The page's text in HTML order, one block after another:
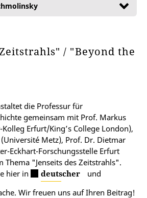
/ "Beyond the
die Professur für
gemeinsam mit Prof. Markus
Erfurt/King’s College London),
Metz), Prof. Dr. Dietmar
Eckhart-Forschungsstelle Erfurt
Thema "Jenseits des Zeitstrahls".
hier in
deutscher
und
Wir freuen uns auf Ihren Beitrag!